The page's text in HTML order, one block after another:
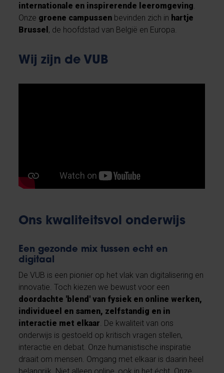
internationale en inspirerende leeromgeving
Onze groene campussen bevinden zich in hartje
Brussel , de hoofdstad van België en Europa.
Wij zijn de VUB
Ons kwaliteitsvol onderwijs
Een gezonde mix tussen echt en
digitaal
De VUB is een pionier op het vlak van digitalisering en
innovatie. Toch kiezen we bewust voor een
doordachte 'blend' van fysiek en online werken,
individueel en samen, zelfstandig en in
interactie met elkaar . De kwaliteit van ons
onderwijs is gestoeld op kritisch vragen stellen,
interactie en debat. Onze humanistische inspiratie
draait om mensen. Omgang met elkaar is daarin heel
belangrijk. Niet alleen online, ook in het écht. Onze